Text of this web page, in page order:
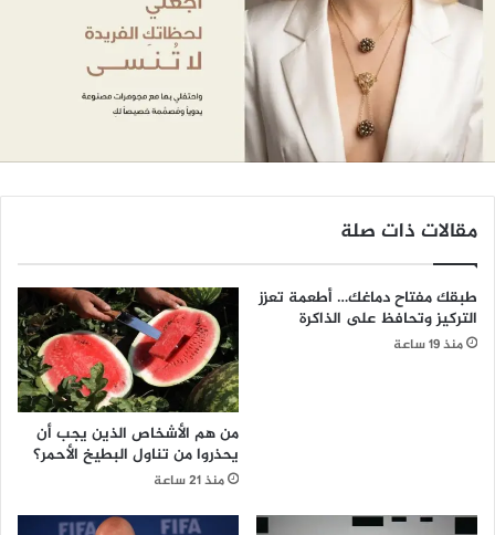
مقالات ذات صلة
طبقك مفتاح دماغك… أطعمة تعزز
التركيز وتحافظ على الذاكرة
منذ 19 ساعة
من هم الأشخاص الذين يجب أن
يحذروا من تناول البطيخ الأحمر؟
منذ 21 ساعة